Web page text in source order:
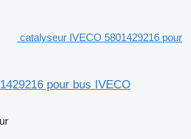
catalyseur IVECO 5801429216 pour
pour bus IVECO